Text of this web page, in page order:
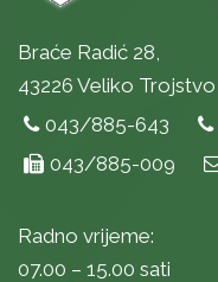
Braće Radić 28,
43226 Veliko Trojstvo
043/885-643
043/885-009
Radno vrijeme:
07.00 – 15.00 sati